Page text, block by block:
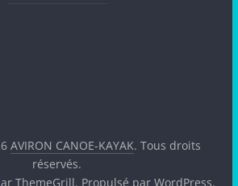
AVIRON CANOE-KAYAK. Tous droits
réservés.
ThemeGrill. Propulsé parWordPress.